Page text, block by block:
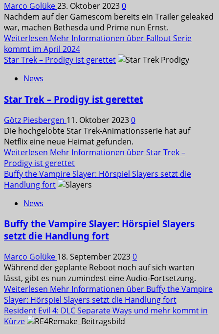
Marco Golüke23. Oktober 20230
Nachdem auf der Gamescom bereits ein Trailer geleaked
war, machen Bethesda und Prime nun Ernst.
Weiterlesen Mehr Informationen über Fallout Serie
kommt im April 2024
Star Trek – Prodigy ist gerettet
News
Star Trek – Prodigy ist gerettet
Götz Piesbergen 11. Oktober 20230
Die hochgelobte Star Trek-Animationsserie hat auf
Netflix eine neue Heimat gefunden.
Weiterlesen Mehr Informationen über Star Trek –
Prodigy ist gerettet
Buffy the Vampire Slayer: Hörspiel Slayers setzt die
Handlung fort
News
Buffy the Vampire Slayer: Hörspiel Slayers
setzt die Handlung fort
Marco Golüke 18. September 20230
Während der geplante Reboot noch auf sich warten
lässt, gibt es nun zumindest eine Audio-Fortsetzung.
Weiterlesen Mehr Informationen über Buffy the Vampire
Slayer: Hörspiel Slayers setzt die Handlung fort
Resident Evil 4: DLC Separate Ways und mehr kommt in
Kürze